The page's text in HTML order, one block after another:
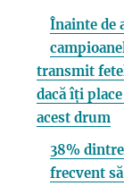
Înainte de
transmit
dacă îți
acest drum
38%
frecvent